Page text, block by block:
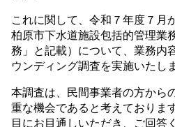
これに関して、令和７年度７月
柏原市下水道施設包括的管理業
務」と記載）について、業務内
ウンディング調査を実施いたし
本調査は、民間事業者の方から
重な機会であると考えておりま
目にお目通しいただき、ご回答